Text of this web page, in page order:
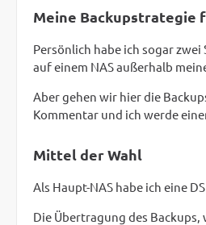
Meine Backupstrategie
Persönlich habe ich sogar
auf einem NAS außerhalb
Aber gehen wir hier die
Kommentar und ich werde
Mittel der Wahl
Als Haupt-NAS habe ich eine
Die Übertragung des